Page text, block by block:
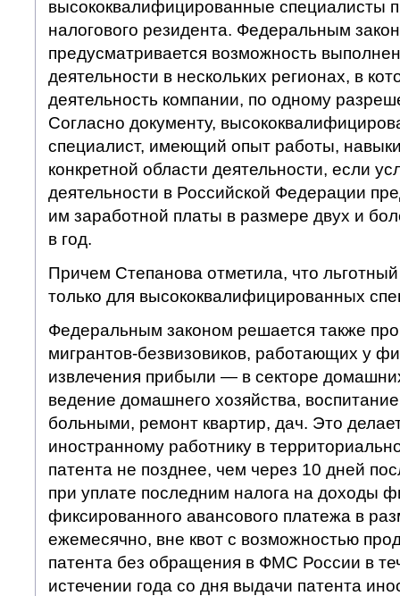
высококвалифицированные специалисты
налогового резидента. Федеральным
предусматривается возможность
деятельности в нескольких регионах, в
деятельность компании, по одному
Согласно документу,
специалист, имеющий опыт работы,
конкретной области деятельности, если
деятельности в Российской Федерации
им заработной платы в размере двух и
в год.
Причем Степанова отметила, что
только для высококвалифицированных
Федеральным законом решается также
мигрантов-безвизовиков, работающих у
извлечения прибыли — в секторе
ведение домашнего хозяйства,
больными, ремонт квартир, дач. Это
иностранному работнику в
патента не позднее, чем через 10 дней
при уплате последним налога на доходы
фиксированного авансового платежа в
ежемесячно, вне квот с возможностью
патента без обращения в ФМС России в
истечении года со дня выдачи патента